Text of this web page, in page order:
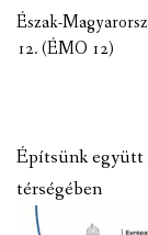
Észak-
12. (ÉMO 12)
Építsünk együtt
térségében